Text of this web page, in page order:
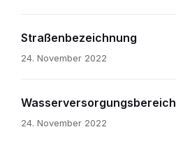
Straßenbezeichnung
24. November 2022
Wasserversorgungsbereich
24. November 2022